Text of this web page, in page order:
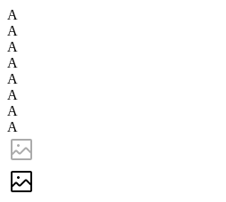
А
А
А
А
А
А
А
А